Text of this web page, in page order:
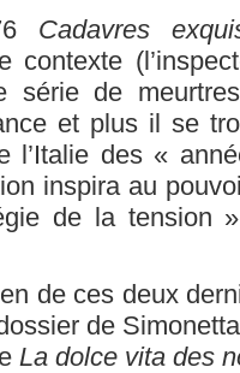
Cadavres
contexte
série de
et plus il se
l’Italie des «
inspira au
de la tension
de ces deux
de
La dolce vita des